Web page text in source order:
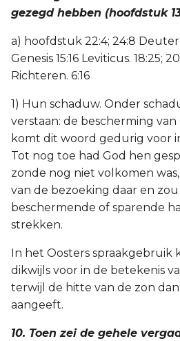
gezegd hebben (hoofdstuk
a) hoofdstuk 22:4; 24:8
Genesis 15:16 Leviticus. 18:25;
Richteren. 6:16
1) Hun schaduw. Onder
verstaan: de bescherming
komt dit woord gedurig voor
Tot nog toe had God hen
zonde nog niet volkomen
van de bezoeking daar en
beschermende of sparende
strekken.
In het Oosters spraakgebruik
dikwijls voor in de betekenis
terwijl de hitte van de zon
aangeeft.
10. Toen zei de gehele